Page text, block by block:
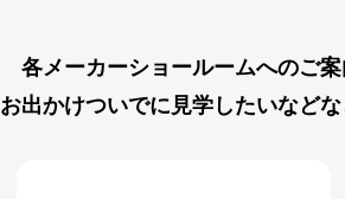
各メーカーショールームへのご
お出かけついでに見学したいなど